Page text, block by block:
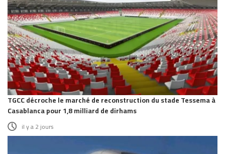
TGCC décroche le marché de reconstruction du stade Tessema à
Casablanca pour 1,8 milliard de dirhams
il y a 2 jours